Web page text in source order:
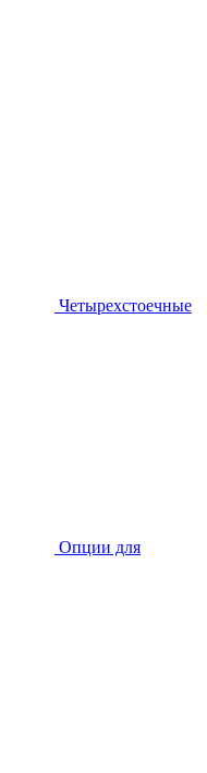
Четырехстоечные
Опции для